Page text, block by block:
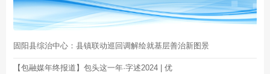
固阳县综治中心：县镇联动巡回调解绘就基层善治新图景
【包融媒年终报道】包头这一年·字述2024 | 优